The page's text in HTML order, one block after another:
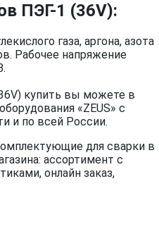
ПЭГ-1 (36V):
газа, аргона, азота
Рабочее напряжение
купить вы можете в
«ZEUS» с
и по всей России.
для сварки в
ассортимент с
онлайн заказ,